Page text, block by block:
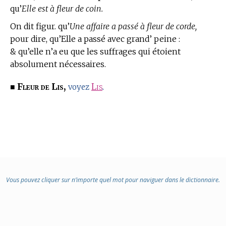
qu’Elle est à fleur de coin.
On dit figur. qu’Une affaire a passé à fleur de corde,
pour dire, qu’Elle a passé avec grand’ peine :
& qu’elle n’a eu que les suffrages qui étoient
absolument nécessaires.
■ Fleur de Lis, voyez Lis.
Vous pouvez cliquer sur n’importe quel mot pour naviguer dans le dictionnaire.